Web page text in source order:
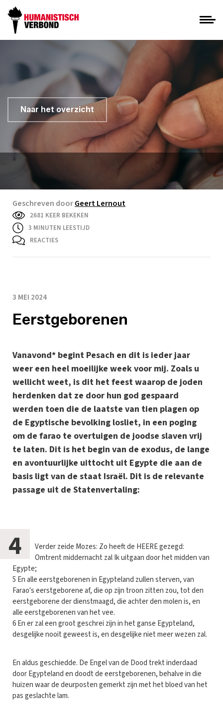
Naar het overzicht
Geschreven doorGeert Lernout
2681 KEER BEKEKEN
3 MINUTEN LEESTIJD
REACTIES
3 MEI 2024
Eerstgeborenen
Vanavond* begint Pesach en dit is ieder jaar
weer een heel moeilijke week voor mij. Zoals u
wellicht weet, is dit het feest waarop de joden
herdenken dat ze door hun god gespaard
werden toen die de laatste van tien plagen op
de Egyptische bevolking losliet, in een poging
om de farao te overtuigen de joodse slaven vrij
te laten. Dit is het begin van de exodus, de lange
en avontuurlijke uittocht uit Egypte die aan de
basis ligt van de staat Israël. Dit is de relevante
passage uit de Statenvertaling:
4
Verder zeide Mozes: Zo heeft de HEERE gezegd:
Omtrent middernacht zal Ik uitgaan door het midden van
Egypte;
5 En alle eerstgeborenen in Egypteland zullen sterven, van
Farao's eerstgeborene af, die op zijn troon zitten zou, tot den
eerstgeborene der dienstmaagd, die achter den molen is, en
alle eerstgeborenen van het vee.
6 En er zal een groot geschrei zijn in het ganse Egypteland,
desgelijke nooit geweest is, en desgelijke niet meer wezen zal.
En aldus geschiedde. De Engel van de Dood trekt inderdaad
door Egypteland en doodt de eerstgeborenen, behalve in die
huizen waar de deurposten gemerkt zijn met het bloed van het
pas geslachte lam.